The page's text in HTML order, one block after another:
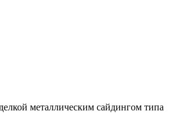
металлическим сайдингом типа